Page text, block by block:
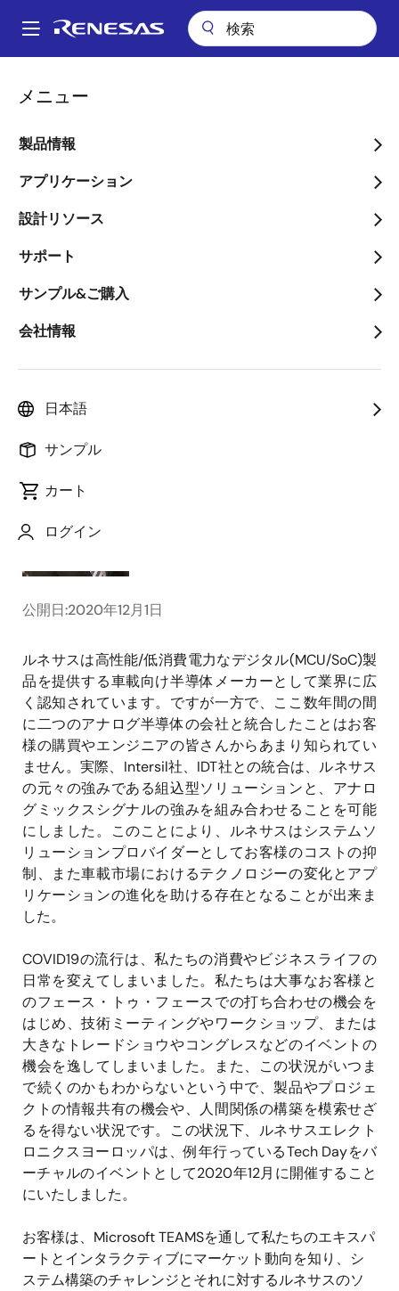
ン
Main
メニュー
製品情報
アプリケーション
設計リソース
サポート
サンプル&ご購入
会社情報
日本語
サンプル
カート
ログイン
パ
ン
く
ず
車載事業の顧客価値シリーズ⑬：組込ソリューションとアナログミッ
車載事業の顧客価値シリー
ズ⑬：組込ソリューション
とアナログミックスシグナ
ル製品の強みを組み合わせ
るルネサスーIDT/Intersilの
統合 - バーチャルTech
Day 2020
画
像
公開日:2020年12月1日
ルネサスは高性能/低消費電力なデジタル(MCU/SoC)製
品を提供する車載向け半導体メーカーとして業界に広
く認知されています。ですが一方で、ここ数年間の間
に二つのアナログ半導体の会社と統合したことはお客
様の購買やエンジニアの皆さんからあまり知られてい
ません。実際、Intersil社、IDT社との統合は、ルネサス
の元々の強みである組込型ソリューションと、アナロ
グミックスシグナルの強みを組み合わせることを可能
にしました。このことにより、ルネサスはシステムソ
リューションプロバイダーとしてお客様のコストの抑
制、また車載市場におけるテクノロジーの変化とアプ
リケーションの進化を助ける存在となることが出来ま
した。
COVID19の流行は、私たちの消費やビジネスライフの
日常を変えてしまいました。私たちは大事なお客様と
のフェース・トゥ・フェースでの打ち合わせの機会を
はじめ、技術ミーティングやワークショップ、または
大きなトレードショウやコングレスなどのイベントの
機会を逸してしまいました。また、この状況がいつま
で続くのかもわからないという中で、製品やプロジェ
クトの情報共有の機会や、人間関係の構築を模索せざ
るを得ない状況です。この状況下、ルネサスエレクト
ロニクスヨーロッパは、例年行っているTech Dayをバ
ーチャルのイベントとして2020年12月に開催すること
にいたしました。
お客様は、Microsoft TEAMSを通して私たちのエキスパ
ートとインタラクティブにマーケット動向を知り、シ
ステム構築のチャレンジとそれに対するルネサスのソ